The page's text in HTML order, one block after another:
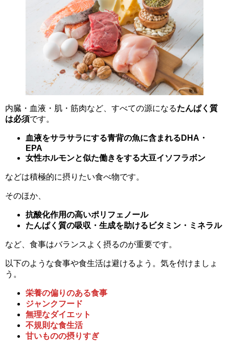
内臓・血液・肌・筋肉など、すべての源になるたんぱく質
は必須です。
血液をサラサラにする青背の魚に含まれるDHA・
EPA
女性ホルモンと似た働きをする大豆イソフラボン
などは積極的に摂りたい食べ物です。
そのほか、
抗酸化作用の高いポリフェノール
たんぱく質の吸収・生成を助けるビタミン・ミネラル
など、食事はバランスよく摂るのが重要です。
以下のような食事や食生活は避けるよう。気を付けましょ
う。
栄養の偏りのある食事
ジャンクフード
無理なダイエット
不規則な食生活
甘いものの摂りすぎ